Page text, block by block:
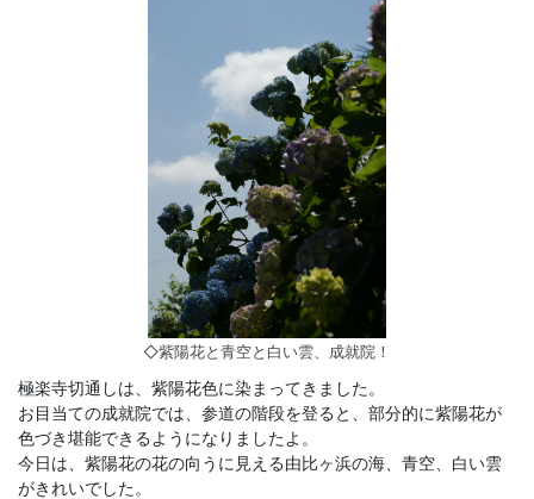
◇紫陽花と青空と白い雲、成就院！
極楽寺切通しは、紫陽花色に染まってきました。
お目当ての成就院では、参道の階段を登ると、部分的に紫陽花が
色づき堪能できるようになりましたよ。
今日は、紫陽花の花の向うに見える由比ヶ浜の海、青空、白い雲
がきれいでした。